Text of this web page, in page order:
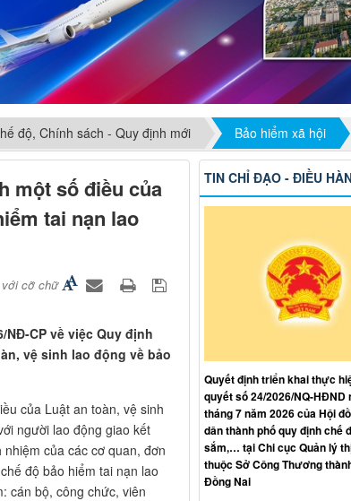
độ, Chính sách - Quy định mới Bảo hiểm xã hội
một số điều của
tai nạn lao
với cỡ chữ
NĐ-CP về việc Quy định
vệ sinh lao động về bảo
của Luật an toàn, vệ sinh
người lao động giao kết
của các cơ quan, đơn
độ bảo hiểm tai nạn lao
cán bộ, công chức, viên
TIN CHỈ ĐẠO - ĐIỀU
Quyết định triển khai thực
quyết số 24/2026/NQ-HĐND
tháng 7 năm 2026 của Hội
dân thành phố quy định chế
sắm,… tại Chi cục Quản lý
thuộc Sở Công Thương
Đồng Nai